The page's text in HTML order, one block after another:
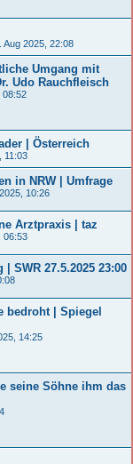
Aug 2025, 22:08
Umgang mit
Udo Rauchfleisch
08:52
| Österreich
11:03
in NRW | Umfrage
10:26
Arztpraxis | taz
06:53
SWR 27.5.2025 23:00
bedroht | Spiegel
14:25
seine Söhne ihm das